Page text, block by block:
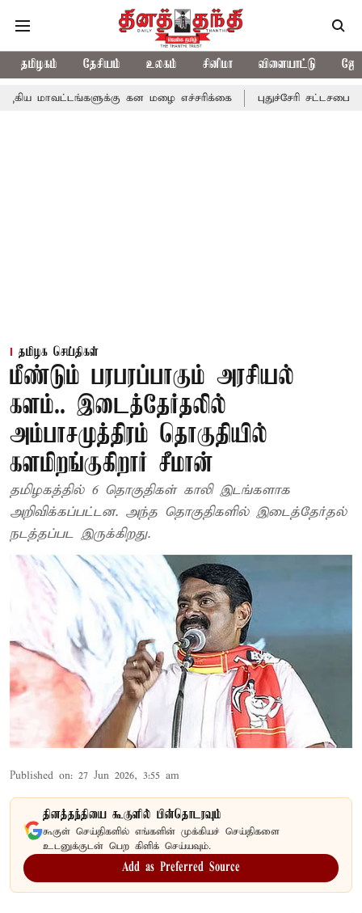
தமிழகம் தேசியம் உலகம் சினிமா விளையாட்டு
கன மழை எச்சரிக்கை புதுச்சேரி சட்டசபையில்
தமிழக செய்திகள்
மீண்டும் பரபரப்பாகும் அரசியல்
களம்.. இடைத்தேர்தலில்
அம்பாசமுத்திரம் தொகுதியில்
களமிறங்குகிறார் சீமான்
தமிழகத்தில் 6 தொகுதிகள் காலி இடங்களாக
அறிவிக்கப்பட்டன. அந்த தொகுதிகளில் இடைத்தேர்தல்
நடத்தப்பட இருக்கிறது.
Published on: 27 Jun 2026, 3:55 am
தினத்தந்தியை கூகுளில் பின்தொடரவும்
கூகுள் செய்திகளில் எங்களின் முக்கியச் செய்திகளை
உடனுக்குடன் பெற கிளிக் செய்யவும்.
Add as Preferred Source